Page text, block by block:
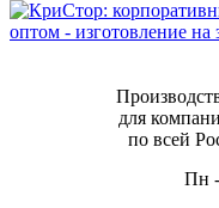
для
по всей
Пн